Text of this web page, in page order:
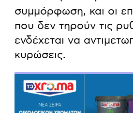
συμμόρφωση, και οι
που δεν τηρούν τις
ενδέχεται να
κυρώσεις.